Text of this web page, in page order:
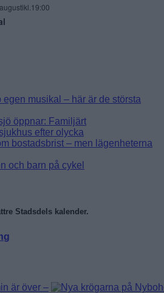
musikal – här är de största
öppnar: Familjärt
efter olycka
bostadsbrist – men lägenheterna
och barn på cykel
Stadsdels kalender.